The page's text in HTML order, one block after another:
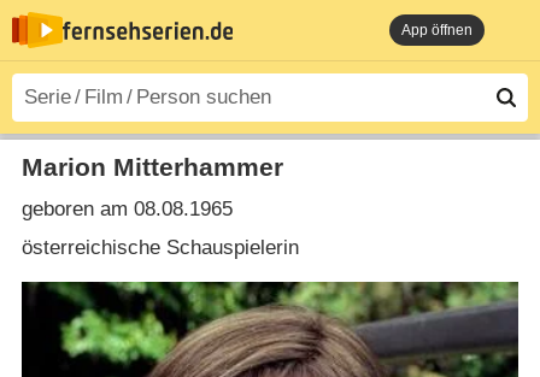
App öffnen
Marion Mitterhammer
geboren am 08.08.1965
österreichische Schauspielerin